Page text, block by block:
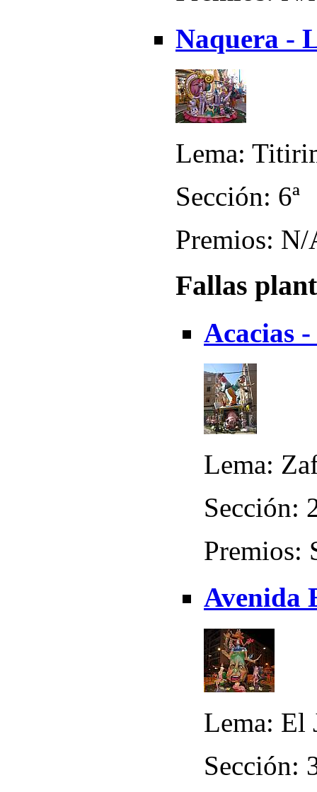
Naquera -
Lema:
Sección: 6ª
Premios: N/
Fallas
Acacias
Lema:
Sección:
Premios:
Avenida
Lema: El
Sección: